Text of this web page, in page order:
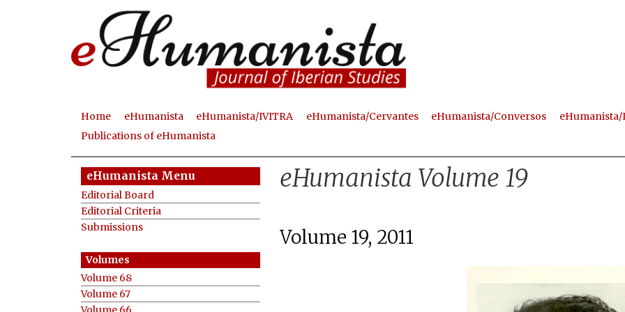
M
a
i
n
m
n
u
Home eHumanista eHumanista/IVITRA eHumanista/Cervantes eHumanista/Conversos eHumanista/
Publications of eHumanista
eHumanista Volume 19
Volume 19, 2011
eHumanista Menu
Editorial Board
Editorial Criteria
Submissions
Volume 68
Volume 67